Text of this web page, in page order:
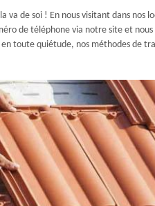
va de soi ! En nous visitant dans
de téléphone via notre site et
toute quiétude, nos méthodes de